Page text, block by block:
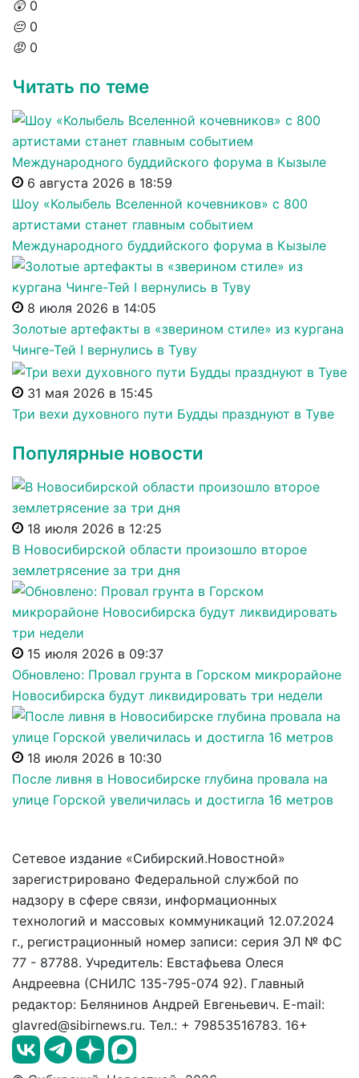
😲 0
😔 0
😡 0
Читать по теме
6 августа 2026 в 18:59
Шоу «Колыбель Вселенной кочевников» с 800
артистами станет главным событием
Международного буддийского форума в Кызыле
8 июля 2026 в 14:05
Золотые артефакты в «зверином стиле» из кургана
Чинге-Тей I вернулись в Туву
31 мая 2026 в 15:45
Три вехи духовного пути Будды празднуют в Туве
Популярные новости
18 июля 2026 в 12:25
В Новосибирской области произошло второе
землетрясение за три дня
15 июля 2026 в 09:37
Обновлено: Провал грунта в Горском микрорайоне
Новосибирска будут ликвидировать три недели
18 июля 2026 в 10:30
После ливня в Новосибирске глубина провала на
улице Горской увеличилась и достигла 16 метров
Сетевое издание «Сибирский.Новостной»
зарегистрировано Федеральной службой по
надзору в сфере связи, информационных
технологий и массовых коммуникаций 12.07.2024
г., регистрационный номер записи: серия ЭЛ № ФС
77 - 87788. Учредитель: Евстафьева Олеся
Андреевна (СНИЛС 135-795-074 92). Главный
редактор: Белянинов Андрей Евгеньевич. E-mail:
glavred@sibirnews.ru. Тел.: + 79853516783. 16+